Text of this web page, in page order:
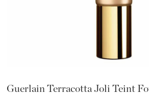
Guerlain Terracotta Joli Teint